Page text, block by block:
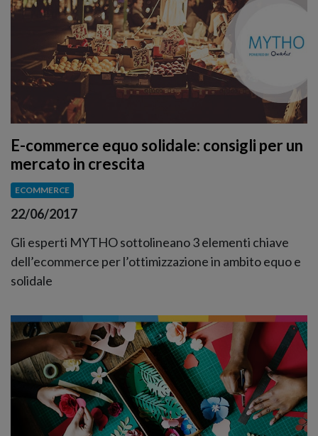
E-commerce equo solidale: consigli per un
mercato in crescita
ECOMMERCE
22/06/2017
Gli esperti MYTHO sottolineano 3 elementi chiave
dell’ecommerce per l’ottimizzazione in ambito equo e
solidale